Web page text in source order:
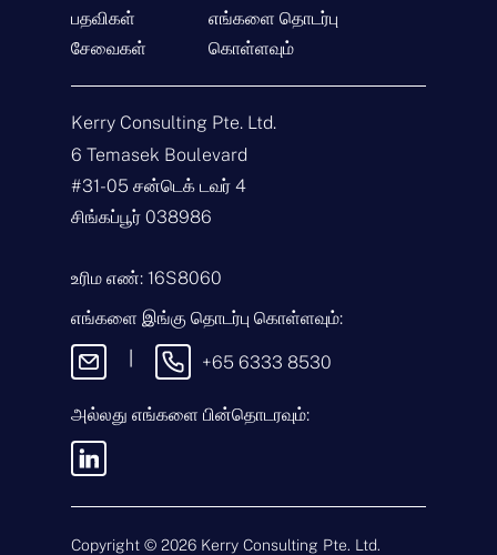
தொடர்பு கொள்ளுங்கள்
ய
ர்
ன்
ச
*
சா
ணை
கை
செ
தி
ஏற்கிறீர்கள்.
பதவிகள்
சேவைகள்
எங்களை தொடர்பு
கொள்ளவும்
Kerry Consulting Pte. Ltd.
6 Temasek Boulevard
#31-05 சன்டெக் டவர் 4
சிங்கப்பூர் 038986
உரிம எண்: 16S8060
எங்களை இங்கு தொடர்பு கொள்ளவும்:
+65 6333 8530
அல்லது எங்களை பின்தொடரவும்:
Copyright © 2026 Kerry Consulting Pte. Ltd.